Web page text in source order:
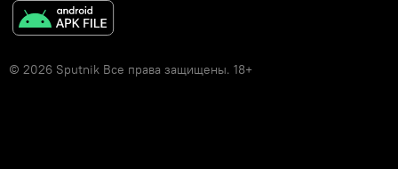
© 2026 Sputnik Все права защищены. 18+